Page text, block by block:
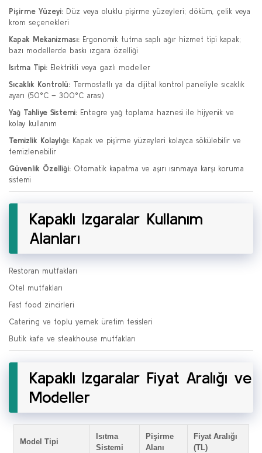
Pişirme Yüzeyi: Düz veya oluklu pişirme yüzeyleri; döküm, çelik veya
krom seçenekleri
Kapak Mekanizması: Ergonomik tutma saplı ağır hizmet tipi kapak;
bazı modellerde baskı ızgara özelliği
Isıtma Tipi: Elektrikli veya gazlı modeller
Sıcaklık Kontrolü: Termostatlı ya da dijital kontrol paneliyle sıcaklık
ayarı (50°C – 300°C arası)
Yağ Tahliye Sistemi: Entegre yağ toplama haznesi ile hijyenik ve
kolay kullanım
Temizlik Kolaylığı: Kapak ve pişirme yüzeyleri kolayca sökülebilir ve
temizlenebilir
Güvenlik Özelliği: Otomatik kapatma ve aşırı ısınmaya karşı koruma
sistemi
Kapaklı Izgaralar Kullanım
Alanları
Restoran mutfakları
Otel mutfakları
Fast food zincirleri
Catering ve toplu yemek üretim tesisleri
Butik kafe ve steakhouse mutfakları
Kapaklı Izgaralar Fiyat Aralığı ve
Modeller
Model Tipi
Isıtma
Sistemi
Pişirme
Alanı
Fiyat Aralığı
(TL)